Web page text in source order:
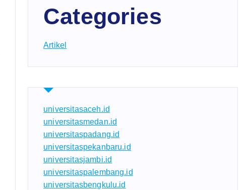
Categories
Artikel
universitasaceh.id
universitasmedan.id
universitaspadang.id
universitaspekanbaru.id
universitasjambi.id
universitaspalembang.id
universitasbengkulu.id